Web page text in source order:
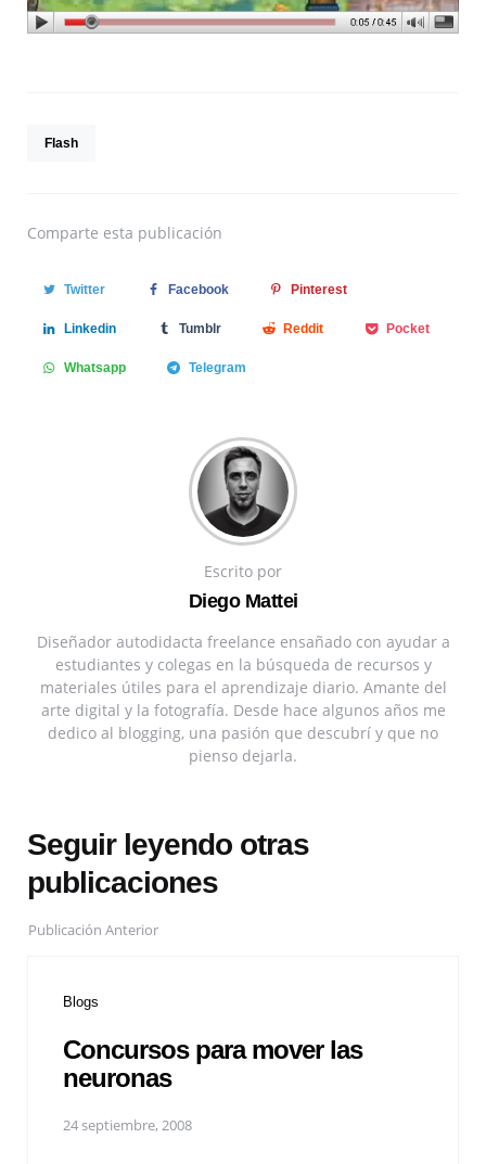
Flash
Comparte esta publicación
Twitter Facebook Pinterest
Linkedin Tumblr Reddit Pocket
Whatsapp Telegram
Escrito por
Diego Mattei
Diseñador autodidacta freelance ensañado con ayudar a
estudiantes y colegas en la búsqueda de recursos y
materiales útiles para el aprendizaje diario. Amante del
arte digital y la fotografía. Desde hace algunos años me
dedico al blogging, una pasión que descubrí y que no
pienso dejarla.
Seguir leyendo otras
publicaciones
Publicación Anterior
Blogs
Concursos para mover las
neuronas
24 septiembre, 2008